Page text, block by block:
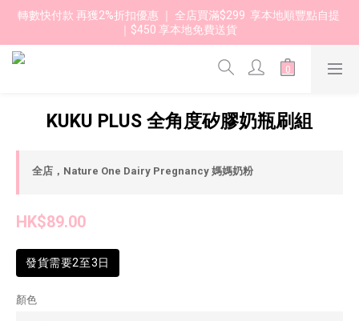
轉數快付款 再獲2%折扣優惠 ｜ 全店買滿$299  享本地順豐點自提
｜$450 享本地免費送貨
KUKU PLUS 全角度矽膠奶瓶刷組
全店，Nature One Dairy Pregnancy 媽媽奶粉
HK$89.00
發貨需要2至3日
顏色